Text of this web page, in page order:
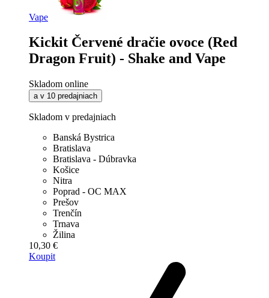
Vape
Kickit Červené dračie ovoce (Red
Dragon Fruit) - Shake and Vape
Skladom online
a v 10 predajniach
Skladom v predajniach
Banská Bystrica
Bratislava
Bratislava - Dúbravka
Košice
Nitra
Poprad - OC MAX
Prešov
Trenčín
Trnava
Žilina
10,30 €
Koupit